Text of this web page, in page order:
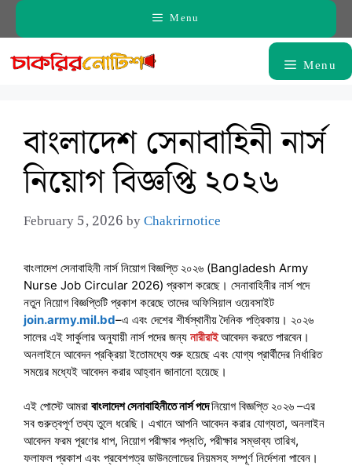
Skip
Menu
Menu
বাংলাদেশ সেনাবাহিনী নার্স
নিয়োগ বিজ্ঞপ্তি ২০২৬
February 5, 2026byChakrirnotice
বাংলাদেশ সেনাবাহিনী নার্স নিয়োগ বিজ্ঞপ্তি ২০২৬ (Bangladesh Army
Nurse Job Circular 2026) প্রকাশ করেছে। সেনাবাহিনীর নার্স পদে
নতুন নিয়োগ বিজ্ঞপ্তিটি প্রকাশ করেছে তাদের অফিসিয়াল ওয়েবসাইট
join.army.mil.bd–এ এবং দেশের শীর্ষস্থানীয় দৈনিক পত্রিকায়। ২০২৬
সালের এই সার্কুলার অনুযায়ী নার্স পদের জন্য নারীরাইআবেদন করতে পারবেন।
অনলাইনে আবেদন প্রক্রিয়া ইতোমধ্যে শুরু হয়েছে এবং যোগ্য প্রার্থীদের নির্ধারিত
সময়ের মধ্যেই আবেদন করার আহ্বান জানানো হয়েছে।
এই পোস্টে আমরা বাংলাদেশ সেনাবাহিনীতে নার্স পদেনিয়োগ বিজ্ঞপ্তি ২০২৬ –এর
সব গুরুত্বপূর্ণ তথ্য তুলে ধরেছি। এখানে আপনি আবেদন করার যোগ্যতা, অনলাইন
আবেদন ফরম পূরণের ধাপ, নিয়োগ পরীক্ষার পদ্ধতি, পরীক্ষার সম্ভাব্য তারিখ,
ফলাফল প্রকাশ এবং প্রবেশপত্র ডাউনলোডের নিয়মসহ সম্পূর্ণ নির্দেশনা পাবেন।